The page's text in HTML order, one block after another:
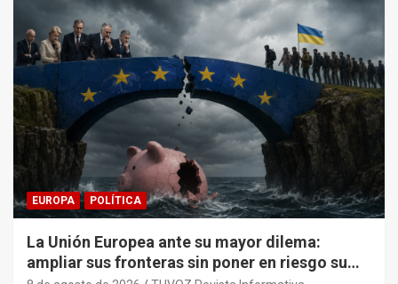
EUROPA POLÍTICA
La Unión Europea ante su mayor dilema:
ampliar sus fronteras sin poner en riesgo su